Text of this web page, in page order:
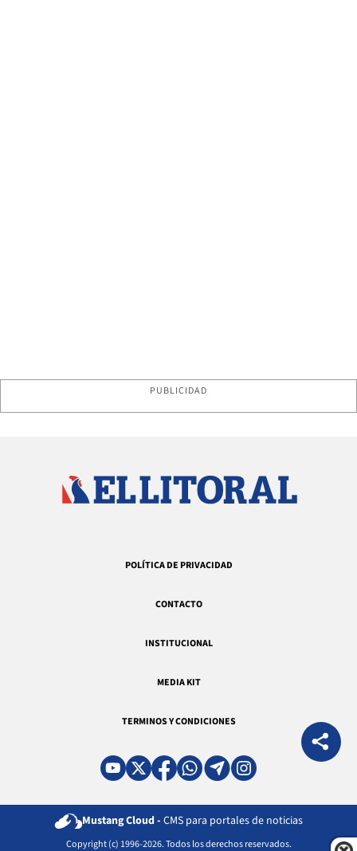
PUBLICIDAD
POLÍTICA DE PRIVACIDAD
CONTACTO
INSTITUCIONAL
MEDIA KIT
TERMINOS Y CONDICIONES
Mustang Cloud - CMS para portales de noticias
Copyright (c) 1996-2026. Todos los derechos reservados.